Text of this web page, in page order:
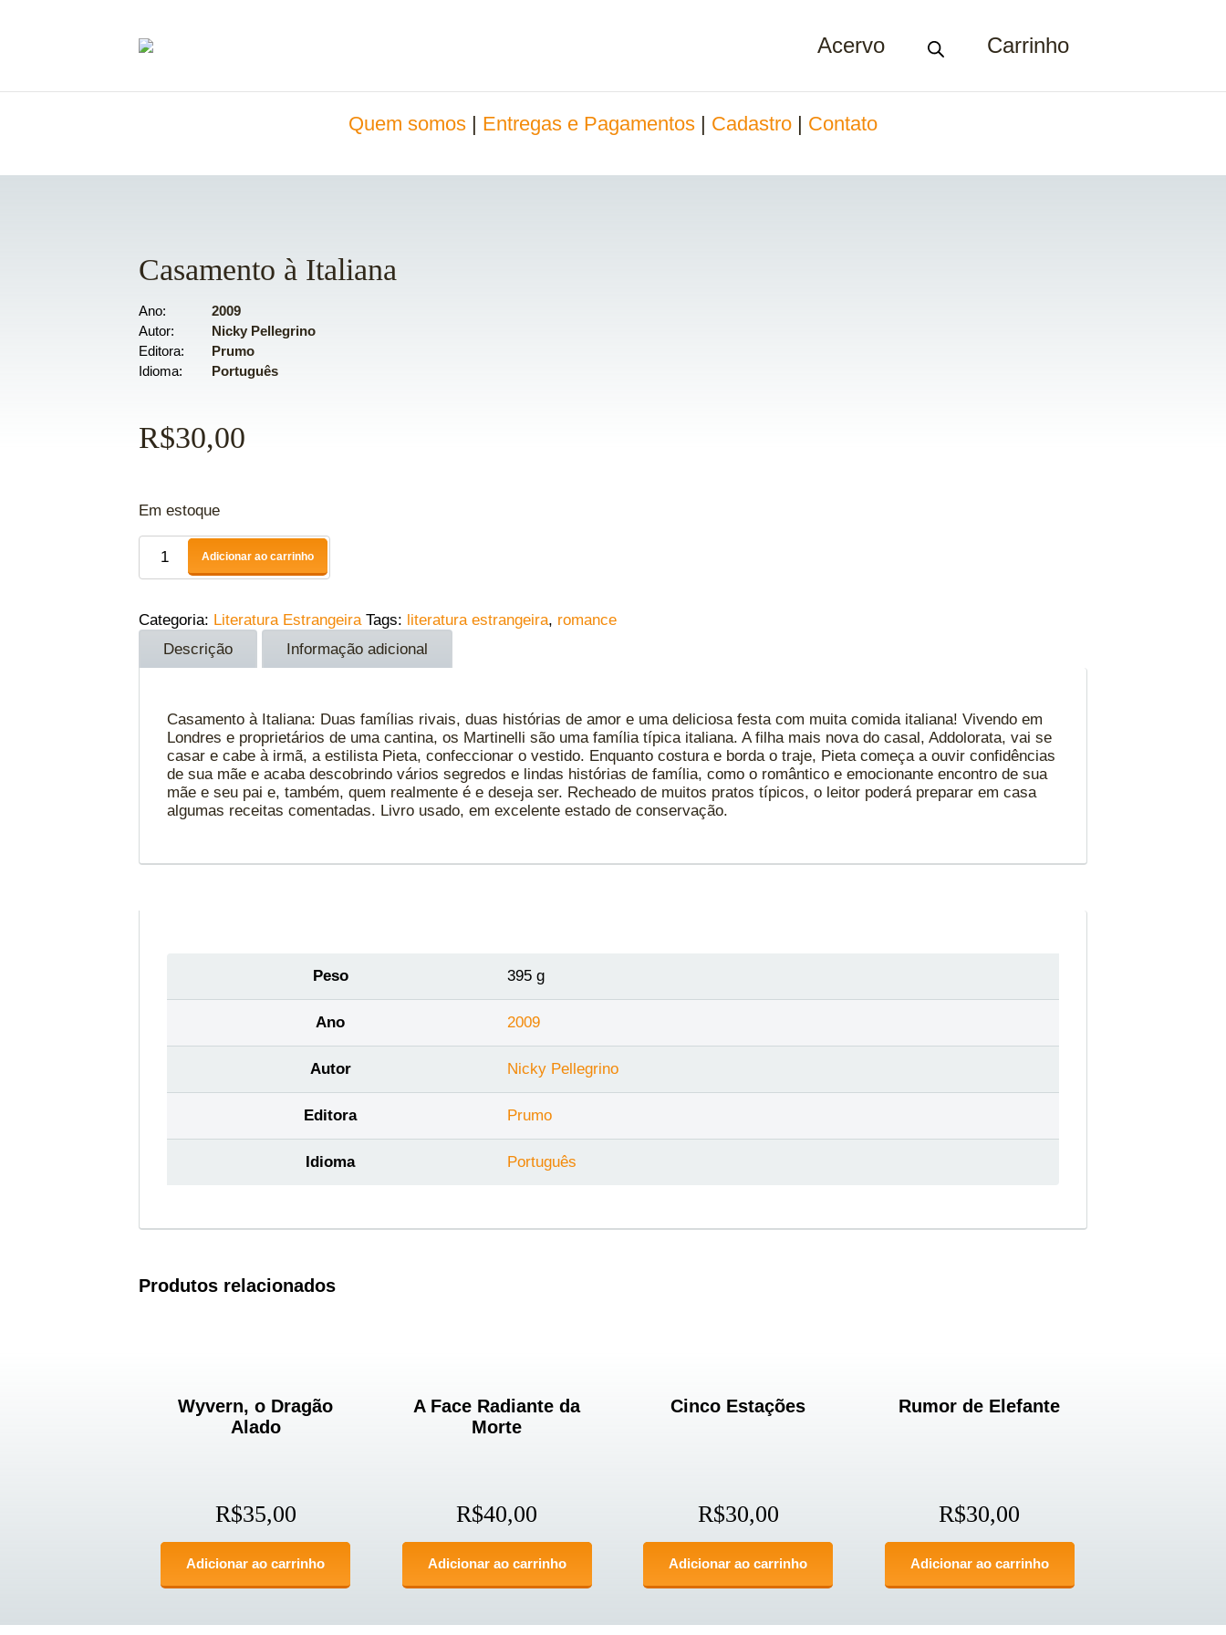
Acervo Carrinho
Quem somos Entregas e Pagamentos Cadastro Contato
Casamento à Italiana
Ano
2009
Autor
Nicky Pellegrino
Editora
Prumo
Idioma
Português
R$30,00
Em estoque
Adicionar ao carrinho
Categoria: Literatura Estrangeira Tags: literatura estrangeira, romance
Descrição
Informação adicional
Casamento à Italiana: Duas famílias rivais, duas histórias de amor e uma deliciosa festa com muita comida italiana! Vivendo em
Londres e proprietários de uma cantina, os Martinelli são uma família típica italiana. A filha mais nova do casal, Addolorata, vai se
casar e cabe à irmã, a estilista Pieta, confeccionar o vestido. Enquanto costura e borda o traje, Pieta começa a ouvir confidências
de sua mãe e acaba descobrindo vários segredos e lindas histórias de família, como o romântico e emocionante encontro de sua
mãe e seu pai e, também, quem realmente é e deseja ser. Recheado de muitos pratos típicos, o leitor poderá preparar em casa
algumas receitas comentadas. Livro usado, em excelente estado de conservação.
Peso 395 g
Ano 2009
Autor Nicky Pellegrino
Editora Prumo
Idioma Português
Produtos relacionados
Wyvern, o Dragão
Alado
R$35,00
Adicionar ao carrinho
A Face Radiante da
Morte
R$40,00
Adicionar ao carrinho
Cinco Estações
R$30,00
Adicionar ao carrinho
Rumor de Elefante
R$30,00
Adicionar ao carrinho